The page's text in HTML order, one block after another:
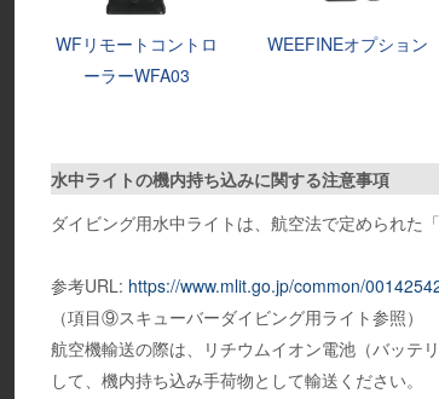
WFリモートコントロ
ーラーWFA03
WEEFINEオプション
水中ライトの機内持ち込みに関する注意事項
ダイビング用水中ライトは、航空法で定められた
参考URL: https://www.mlit.go.jp/common/
（項目⑨スキューバーダイビング用ライト参照）
航空機輸送の際は、リチウムイオン電池（バッテ
して、機内持ち込み手荷物として輸送ください。